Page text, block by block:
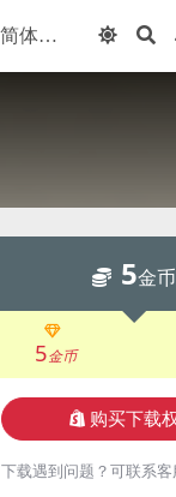
5金币
5金币
购买下载
下载遇到问题？可联系